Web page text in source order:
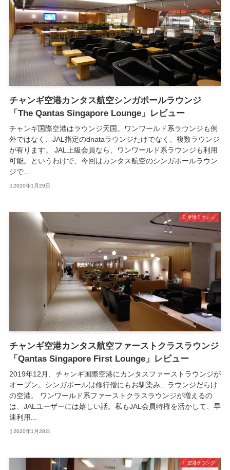
チャンギ空港カンタス航空シンガポールラウンジ
「The Qantas Singapore Lounge」レビュー
チャンギ国際空港はラウンジ天国。ワンワールド系ラウンジも例
外ではなく、JAL指定のdnataラウンジたけでなく、複数ラウンジ
が有ります。 JAL上級会員なら、ワンワールド系ラウンジも利用
可能。というわけで、今回はカンタス航空のシンガポールラウン
ジで...
2020年1月29日
空港ラウンジ
チャンギ空港カンタス航空ファーストクラスラウンジ
「Qantas Singapore First Lounge」レビュー
2019年12月、チャンギ国際空港にカンタスファーストラウンジが
オープン。シンガポールは修行僧にもお馴染み、ラウンジだらけ
の空港。 ワンワールド系ファーストクラスラウンジが増えるの
は、JALユーザーには嬉しい話。私もJAL会員特権を活かして、早
速利用...
2020年1月28日
空港ラウンジ